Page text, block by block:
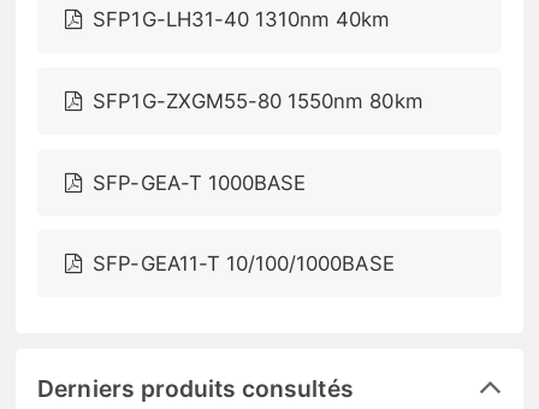
SFP1G-LH31-40 1310nm 40km
SFP1G-ZXGM55-80 1550nm 80km
SFP-GEA-T 1000BASE
SFP-GEA11-T 10/100/1000BASE
Derniers produits consultés